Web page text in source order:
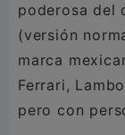
poderosa del
(versión
marca
Ferrari,
pero con